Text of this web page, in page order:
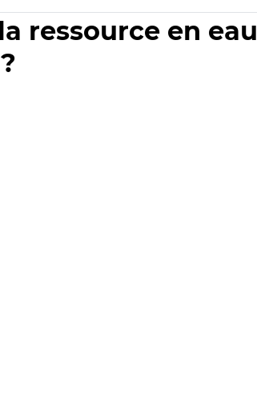
ressource en eau